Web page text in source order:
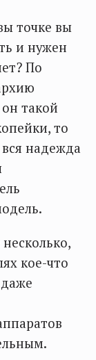
точке вы
и нужен
По
такой
то
надежда
кое-что